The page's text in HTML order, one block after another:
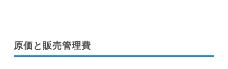
原価と販売管理費